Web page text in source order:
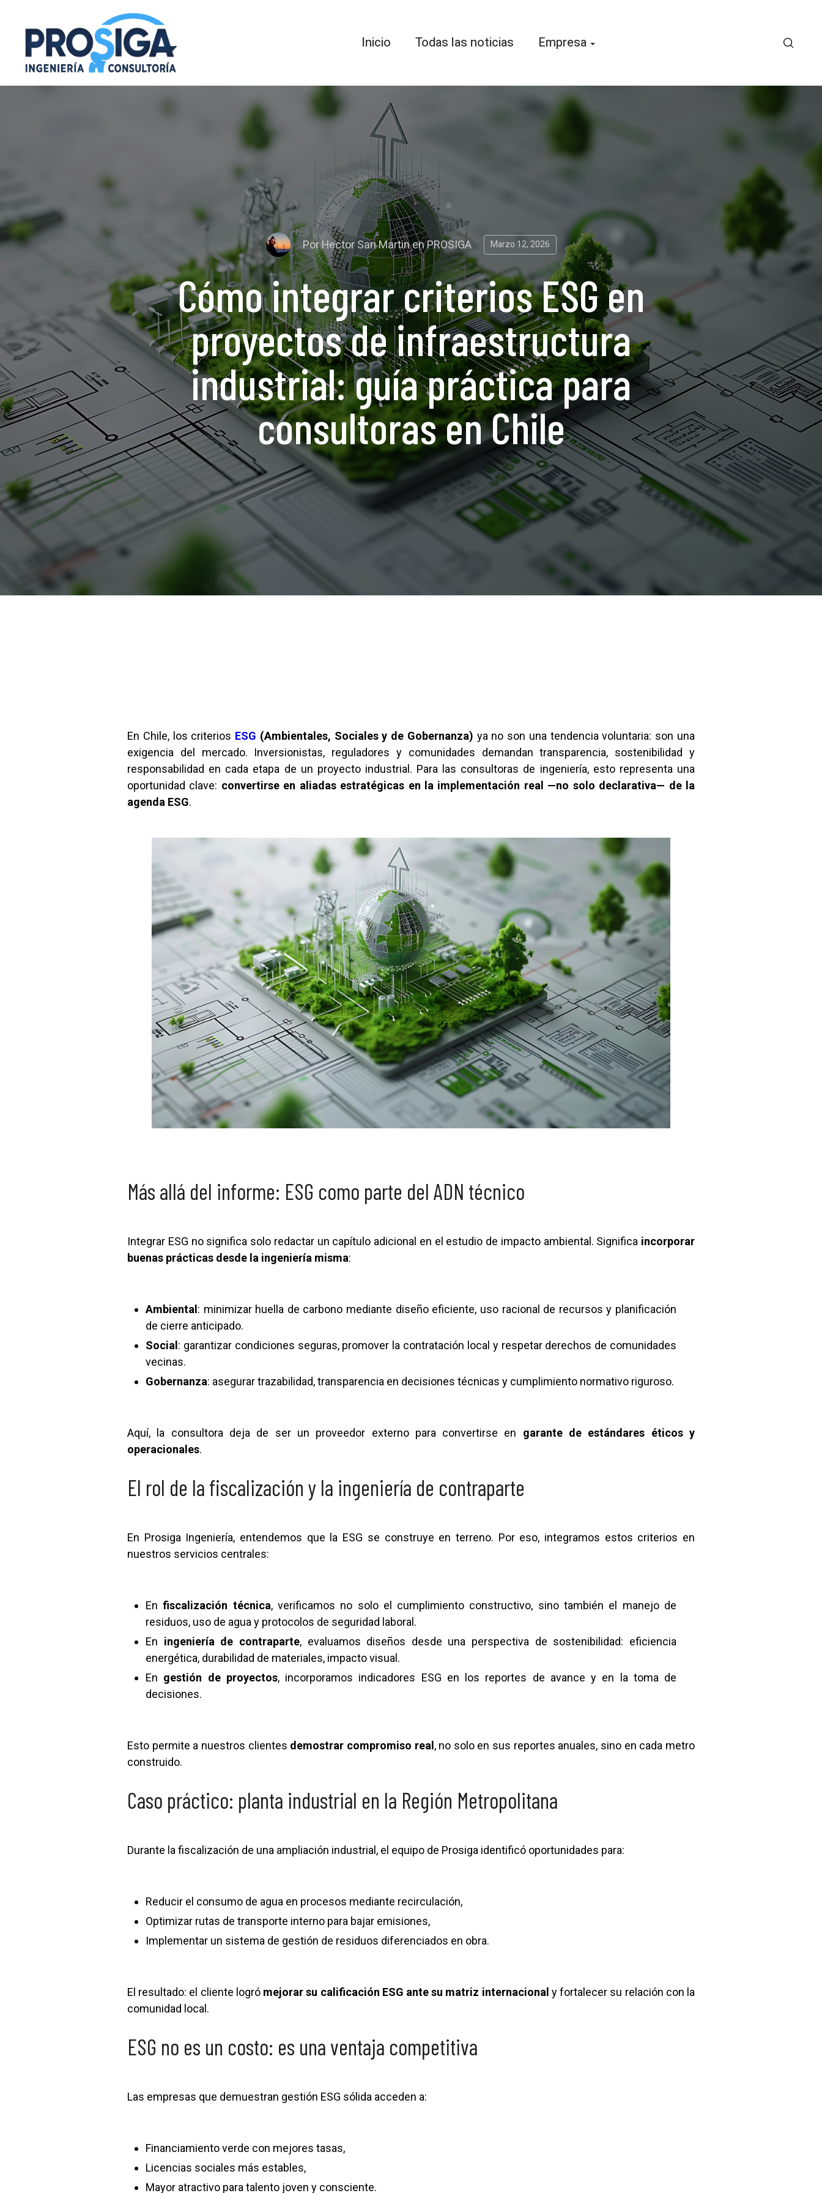
Inicio Todas las noticias Empresa
PorHector San MartinenPROSIGA Marzo 12, 2026
Cómo integrar criterios ESG en
proyectos de infraestructura
industrial: guía práctica para
consultoras en Chile
En Chile, los criterios ESG (Ambientales, Sociales y de Gobernanza) ya no son una tendencia voluntaria: son una
exigencia del mercado. Inversionistas, reguladores y comunidades demandan transparencia, sostenibilidad y
responsabilidad en cada etapa de un proyecto industrial. Para las consultoras de ingeniería, esto representa una
oportunidad clave: convertirse en aliadas estratégicas en la implementación real —no solo declarativa— de la
agenda ESG.
Más allá del informe: ESG como parte del ADN técnico
Integrar ESG no significa solo redactar un capítulo adicional en el estudio de impacto ambiental. Significa incorporar
buenas prácticas desde la ingeniería misma:
Ambiental : minimizar huella de carbono mediante diseño eficiente, uso racional de recursos y planificación
de cierre anticipado.
Social : garantizar condiciones seguras, promover la contratación local y respetar derechos de comunidades
vecinas.
Gobernanza: asegurar trazabilidad, transparencia en decisiones técnicas y cumplimiento normativo riguroso.
Aquí, la consultora deja de ser un proveedor externo para convertirse en garante de estándares éticos y
operacionales.
El rol de la fiscalización y la ingeniería de contraparte
En Prosiga Ingeniería, entendemos que la ESG se construye en terreno. Por eso, integramos estos criterios en
nuestros servicios centrales:
Enfiscalización técnica, verificamos no solo el cumplimiento constructivo, sino también el manejo de
residuos, uso de agua y protocolos de seguridad laboral.
En ingeniería de contraparte, evaluamos diseños desde una perspectiva de sostenibilidad: eficiencia
energética, durabilidad de materiales, impacto visual.
En gestión de proyectos, incorporamos indicadores ESG en los reportes de avance y en la toma de
decisiones.
Esto permite a nuestros clientes demostrar compromiso real , no solo en sus reportes anuales, sino en cada metro
construido.
Caso práctico: planta industrial en la Región Metropolitana
Durante la fiscalización de una ampliación industrial, el equipo de Prosiga identificó oportunidades para:
Reducir el consumo de agua en procesos mediante recirculación,
Optimizar rutas de transporte interno para bajar emisiones,
Implementar un sistema de gestión de residuos diferenciados en obra.
El resultado: el cliente logró mejorar su calificación ESG ante su matriz internacional y fortalecer su relación con la
comunidad local.
ESG no es un costo: es una ventaja competitiva
Las empresas que demuestran gestión ESG sólida acceden a:
Financiamiento verde con mejores tasas,
Licencias sociales más estables,
Mayor atractivo para talento joven y consciente.